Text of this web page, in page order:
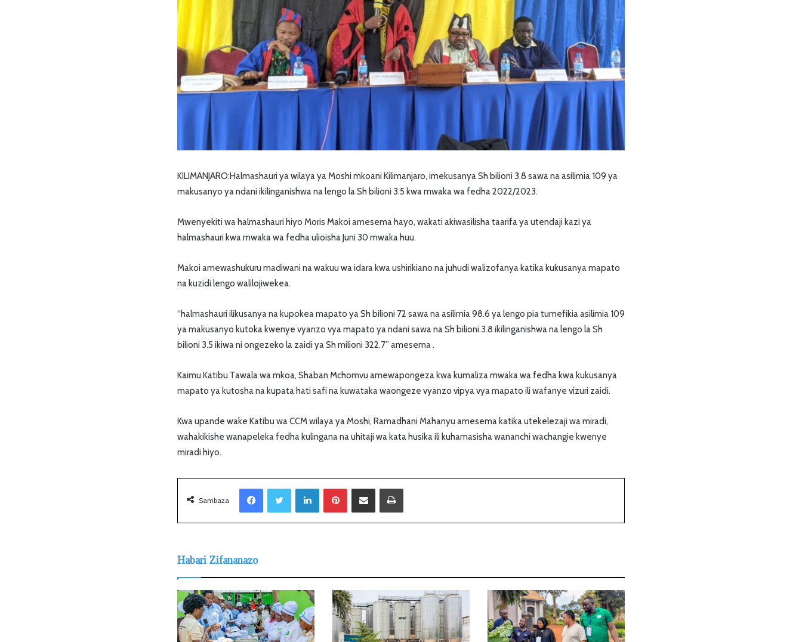
KILIMANJARO:Halmashauri ya wilaya ya Moshi mkoani Kilimanjaro, imekusanya Sh bilioni 3.8 sawa na asilimia 109 ya
makusanyo ya ndani ikilinganishwa na lengo la Sh bilioni 3.5 kwa mwaka wa fedha 2022/2023.
Mwenyekiti wa halmashauri hiyo Moris Makoi amesema hayo, wakati akiwasilisha taarifa ya utendaji kazi ya
halmashauri kwa mwaka wa fedha ulioisha Juni 30 mwaka huu.
Makoi amewashukuru madiwani na wakuu wa idara kwa ushirikiano na juhudi walizofanya katika kukusanya mapato
na kuzidi lengo walilojiwekea.
“halmashauri ilikusanya na kupokea mapato ya Sh bilioni 72 sawa na asilimia 98.6 ya lengo pia tumefikia asilimia 109
ya makusanyo kutoka kwenye vyanzo vya mapato ya ndani sawa na Sh bilioni 3.8 ikilinganishwa na lengo la Sh
bilioni 3.5 ikiwa ni ongezeko la zaidi ya Sh milioni 322.7” amesema .
Kaimu Katibu Tawala wa mkoa, Shaban Mchomvu amewapongeza kwa kumaliza mwaka wa fedha kwa kukusanya
mapato ya kutosha na kupata hati safi na kuwataka waongeze vyanzo vipya vya mapato ili wafanye vizuri zaidi.
Kwa upande wake Katibu wa CCM wilaya ya Moshi, Ramadhani Mahanyu amesema katika utekelezaji wa miradi,
wahakikishe wanapeleka fedha kulingana na uhitaji wa kata husika ili kuhamasisha wananchi wachangie kwenye
miradi hiyo.
Sambaza
LinkedIn Sambaza kupitia barua pepe
Habari Zifananazo